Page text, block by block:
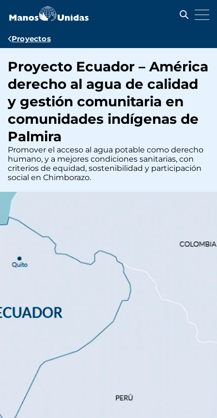
contenido
Ruta
navegación
Proyectos
Proyecto Ecuador – América
derecho al agua de calidad
y gestión comunitaria en
comunidades indígenas de
Palmira
Promover el acceso al agua potable como derecho
humano, y a mejores condiciones sanitarias, con
criterios de equidad, sostenibilidad y participación
social en Chimborazo.